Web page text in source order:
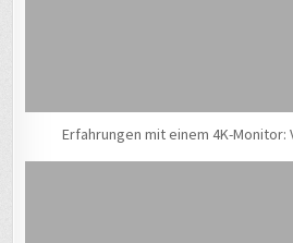
Erfahrungen mit einem 4K-Monitor: